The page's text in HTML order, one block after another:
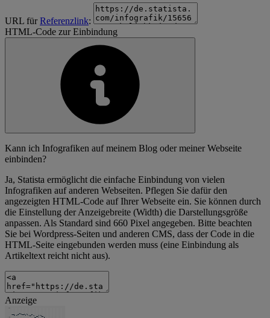
URL fürReferenzlink:
HTML-Code zur Einbindung
Kann ich Infografiken auf meinem Blog oder meiner Webseite
einbinden?
Ja, Statista ermöglicht die einfache Einbindung von vielen
Infografiken auf anderen Webseiten. Pflegen Sie dafür den
angezeigten HTML-Code auf Ihrer Webseite ein. Sie können durch
die Einstellung der Anzeigebreite (Width) die Darstellungsgröße
anpassen. Als Standard sind 660 Pixel angegeben. Bitte beachten
Sie bei Wordpress-Seiten und anderen CMS, dass der Code in die
HTML-Seite eingebunden werden muss (eine Einbindung als
Artikeltext reicht nicht aus).
Anzeige